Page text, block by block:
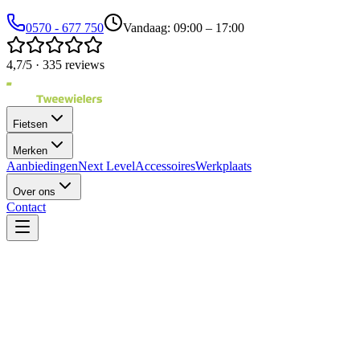
0570 - 677 750 Vandaag: 09:00 – 17:00
4,7/5 · 335 reviews
Fietsen
Merken
AanbiedingenNext LevelAccessoiresWerkplaats
Over ons
Contact